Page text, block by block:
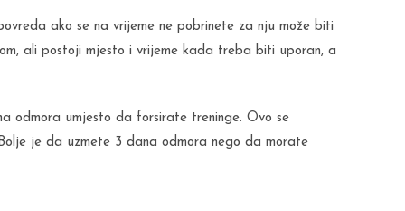
ako se na vrijeme ne pobrinete za nju može biti
ali postoji mjesto i vrijeme kada treba biti uporan, a
odmora umjesto da forsirate treninge. Ovo se
je da uzmete 3 dana odmora nego da morate